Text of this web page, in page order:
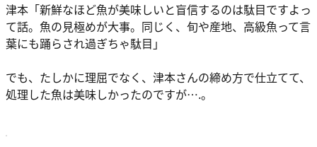
津本「新鮮なほど魚が美味しいと盲信するのは駄目ですよっ
て話。魚の見極めが大事。同じく、旬や産地、高級魚って言
葉にも踊らされ過ぎちゃ駄目」
でも、たしかに理屈でなく、津本さんの締め方で仕立てて、
処理した魚は美味しかったのですが….。